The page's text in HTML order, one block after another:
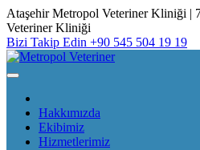
Skip
to
content
Ataşehir Metropol Veteriner Kliniği |
Veteriner Kliniği
Bizi Takip Edin +90 545 504 19 19
Hakkımızda
Ekibimiz
Hizmetlerimiz